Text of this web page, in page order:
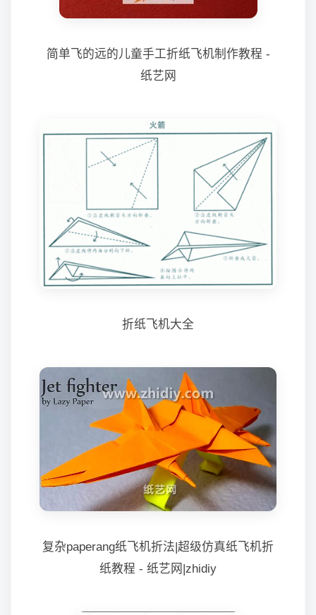
简单飞的远的儿童手工折纸飞机制作教程 -
纸艺网
折纸飞机大全
复杂paperang纸飞机折法|超级仿真纸飞机折
纸教程 - 纸艺网|zhidiy